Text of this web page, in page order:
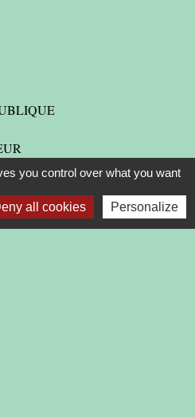
you control over what you want
all cookies Personalize